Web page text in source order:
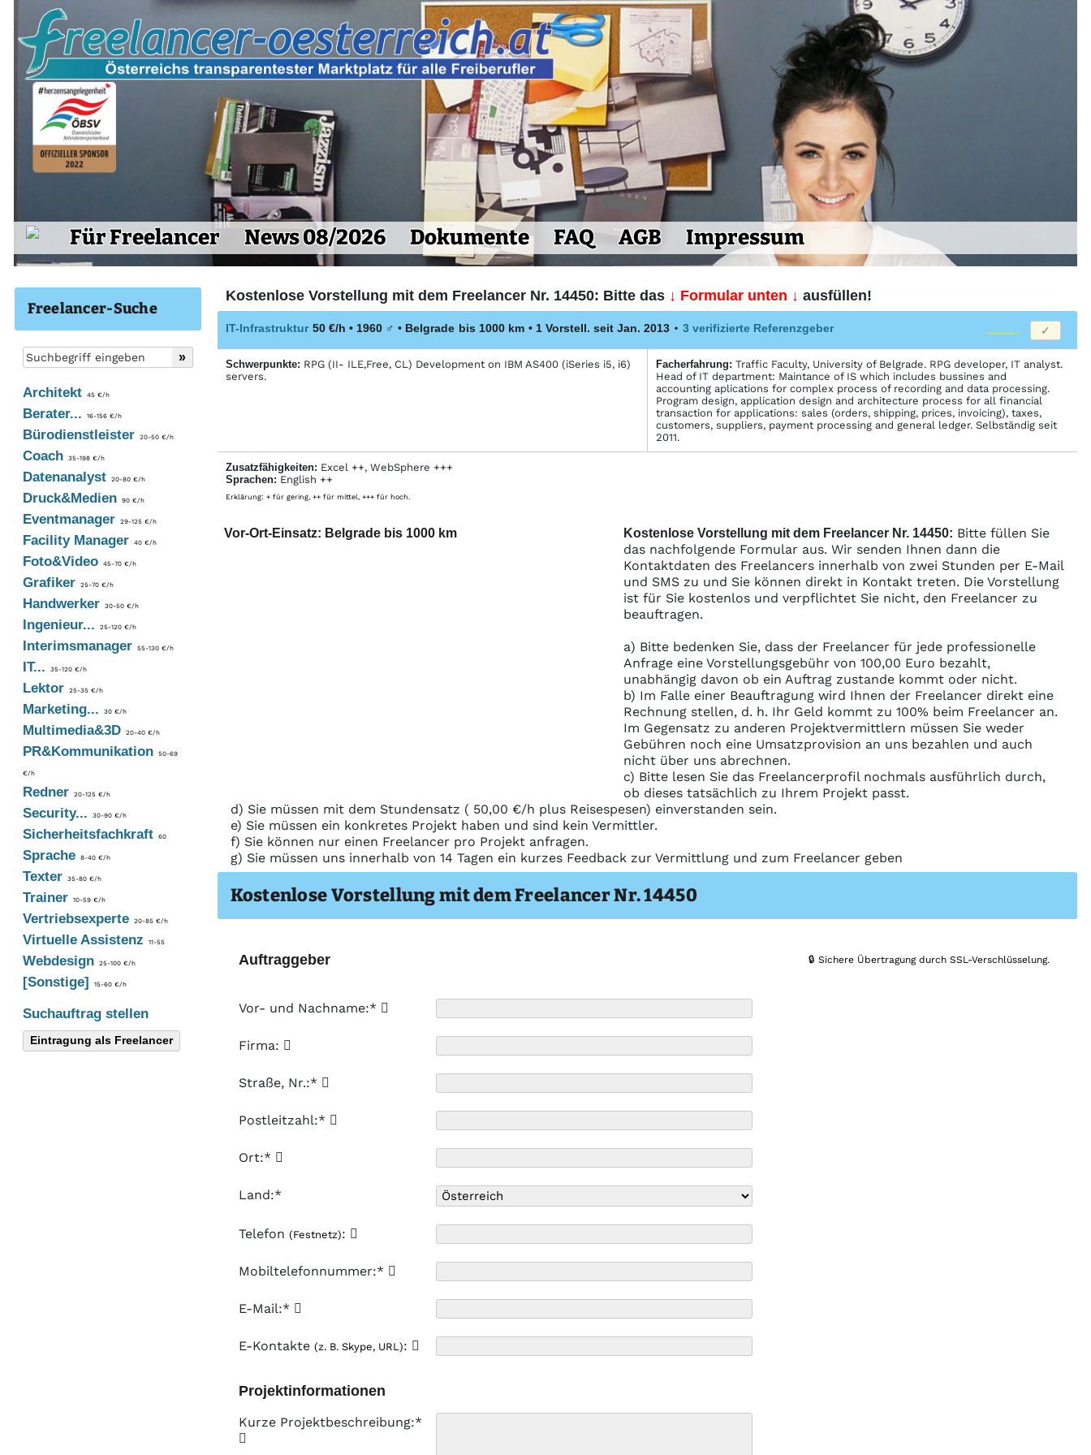
Für Freelancer News 08/2026 Dokumente FAQ AGB Impressum
Freelancer-Suche
Architekt45 €/h
Berater... 16-156 €/h
Bürodienstleister 20-50 €/h
Coach 35-198 €/h
Datenanalyst20-80 €/h
Druck&Medien 90 €/h
Eventmanager 29-125 €/h
Facility Manager 40 €/h
Foto&Video45-70 €/h
Grafiker 25-70 €/h
Handwerker 30-50 €/h
Ingenieur... 25-120 €/h
Interimsmanager 55-130 €/h
IT... 35-120 €/h
Lektor 25-35 €/h
Marketing... 30 €/h
Multimedia&3D20-40 €/h
PR&Kommunikation 50-69
€/h
Redner 20-125 €/h
Security... 30-90 €/h
Sicherheitsfachkraft60
Sprache8-40 €/h
Texter 35-80 €/h
Trainer 10-59 €/h
Vertriebsexperte20-85 €/h
Virtuelle Assistenz 11-55
Webdesign 25-100 €/h
[Sonstige] 15-60 €/h
Suchauftrag stellen
Eintragung als Freelancer
Kostenlose Vorstellung mit dem Freelancer Nr. 14450: Bitte das ↓ Formular unten ↓ ausfüllen!
IT-Infrastruktur 50 €/h • 1960 ♂ • Belgrade bis 1000 km • 1 Vorstell. seit Jan. 2013• 3 verifizierte Referenzgeber
Schwerpunkte: RPG (II- ILE,Free, CL) Development on IBM AS400 (iSeries i5, i6)
servers.
Facher­fahrung: Traffic Faculty, University of Belgrade. RPG developer, IT analyst.
Head of IT department: Maintance of IS which includes bussines and
accounting aplications for complex process of recording and data processing.
Program design, application design and architecture process for all financial
transaction for applications: sales (orders, shipping, prices, invoicing), taxes,
customers, suppliers, payment processing and general ledger. Selbständig seit
2011.
Zusatzfähigkeiten: Excel ++, WebSphere +++
Sprachen: English ++
Erklärung: + für gering, ++ für mittel, +++ für hoch.
Vor-Ort-Einsatz: Belgrade bis 1000 km Kostenlose Vorstellung mit dem Freelancer Nr. 14450: Bitte füllen Sie
das nachfolgende Formular aus. Wir senden Ihnen dann die
Kontaktdaten des Freelancers innerhalb von zwei Stunden per E-Mail
und SMS zu und Sie können direkt in Kontakt treten. Die Vorstellung
ist für Sie kostenlos und verpflichtet Sie nicht, den Freelancer zu
beauftragen.
a) Bitte bedenken Sie, dass der Freelancer für jede professionelle
Anfrage eine Vorstellungsgebühr von 100,00 Euro bezahlt,
unabhängig davon ob ein Auftrag zustande kommt oder nicht.
b) Im Falle einer Beauftragung wird Ihnen der Freelancer direkt eine
Rechnung stellen, d. h. Ihr Geld kommt zu 100% beim Freelancer an.
Im Gegensatz zu anderen Projektvermittlern müssen Sie weder
Gebühren noch eine Umsatzprovision an uns bezahlen und auch
nicht über uns abrechnen.
c) Bitte lesen Sie das Freelancerprofil nochmals ausführlich durch,
ob dieses tatsächlich zu Ihrem Projekt passt.
d) Sie müssen mit dem Stundensatz ( 50,00 €/h plus Reisespesen) einverstanden sein.
e) Sie müssen ein konkretes Projekt haben und sind kein Vermittler.
f) Sie können nur einen Freelancer pro Projekt anfragen.
g) Sie müssen uns innerhalb von 14 Tagen ein kurzes Feedback zur Vermittlung und zum Freelancer geben
Kostenlose Vorstellung mit dem Freelancer Nr. 14450
Auftraggeber 🔒 Sichere Übertragung durch SSL-Verschlüsselung.
Vor- und Nachname:*
Firma:
Straße, Nr.:*
Postleitzahl:*
Ort:*
Land:*
Telefon (Festnetz):
Mobiltelefonnummer:*
E-Mail:*
E-Kontakte (z. B. Skype, URL):
Projektinformationen
Kurze Projektbeschreibung:*